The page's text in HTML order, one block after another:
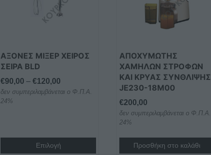
ΑΞΟΝΕΣ ΜΙΞΕΡ ΧΕΙΡΟΣ
ΣΕΙΡΑ BLD
€90,00 – €120,00
range:
δεν συμπεριλαμβάνεται ο Φ.Π.Α.
24%
Επιλογή
παραλλαγές.
να
επιλεγούν
στη
σελίδα
του
ΑΠΟΧΥΜΩΤΗΣ
ΧΑΜΗΛΩΝ ΣΤΡΟΦΩΝ
ΚΑΙ ΚΡΥΑΣ ΣΥΝΘΛΙΨΗΣ
JE230-18M00
€200,00
δεν συμπεριλαμβάνεται ο Φ.Π.Α.
24%
Προσθήκη στο καλάθι